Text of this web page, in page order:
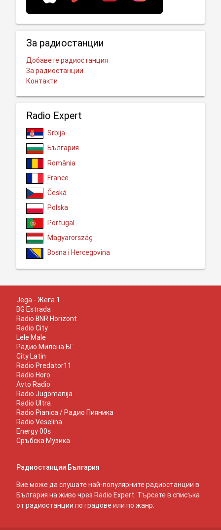
За радиостанции
Добавете радиостанция
За радиостанции
Контакти
Radio Expert
Srbija
България
România
France
Česká
Polska
Portugal
Magyarország
Bosna i Hercegovina
Jega - Жега 1
BG Estrada
Radio BNR Horizont
Radio City
Lele Male
Радио Милена БГ
City Latin
Radio Predator11
Radio Horo
Avto Radio
Radio Jugomanija
Radio Ultra
Radio Pianica / Радио Пияника
Radio Veselina
Energy 00s
Сръбска Музика
Радиостанции България
Вие може да слушате най-популярните радиостанции в
България на живо чрез Radio Expert. Търсете в списъка
от радиостанции по градове или по жанр.